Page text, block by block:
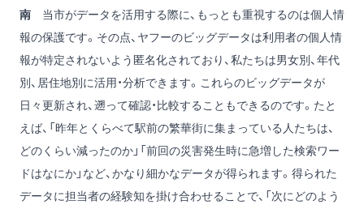
南 当市がデータを活用する際に、もっとも重視するのは個人情
報の保護です。その点、ヤフーのビッグデータは利用者の個人情
報が特定されないよう匿名化されており、私たちは男女別、年代
別、居住地別に活用・分析できます。これらのビッグデータが
日々更新され、遡って確認・比較することもできるのです。たと
えば、「昨年とくらべて駅前の繁華街に集まっている人たちは、
どのくらい減ったのか」「前回の災害発生時に急増した検索ワー
ドはなにか」など、かなり細かなデータが得られます。得られた
データに担当者の経験知を掛け合わせることで、「次にどのよう